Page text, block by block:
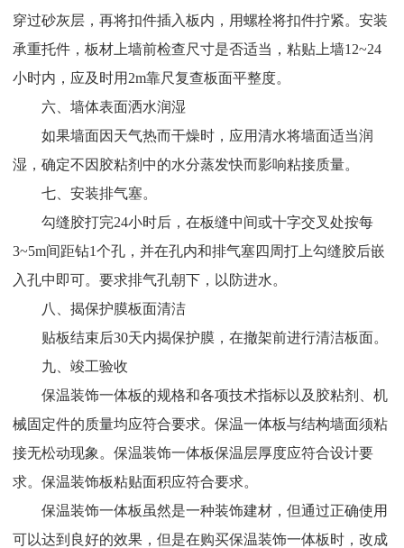
穿过砂灰层，再将扣件插入板内，用螺栓将扣件拧紧。安装
承重托件，板材上墙前检查尺寸是否适当，粘贴上墙12~24
小时内，应及时用2m靠尺复查板面平整度。
六、墙体表面洒水润湿
如果墙面因天气热而干燥时，应用清水将墙面适当润
湿，确定不因胶粘剂中的水分蒸发快而影响粘接质量。
七、安装排气塞。
勾缝胶打完24小时后，在板缝中间或十字交叉处按每
3~5m间距钻1个孔，并在孔内和排气塞四周打上勾缝胶后嵌
入孔中即可。要求排气孔朝下，以防进水。
八、揭保护膜板面清洁
贴板结束后30天内揭保护膜，在撤架前进行清洁板面。
九、竣工验收
保温装饰一体板的规格和各项技术指标以及胶粘剂、机
械固定件的质量均应符合要求。保温一体板与结构墙面须粘
接无松动现象。保温装饰一体板保温层厚度应符合设计要
求。保温装饰板粘贴面积应符合要求。
保温装饰一体板虽然是一种装饰建材，但通过正确使用
可以达到良好的效果，但是在购买保温装饰一体板时，改成